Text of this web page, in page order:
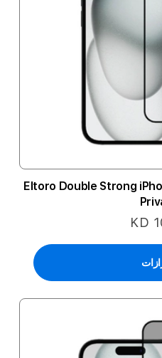
Eltoro Double Strong
KD